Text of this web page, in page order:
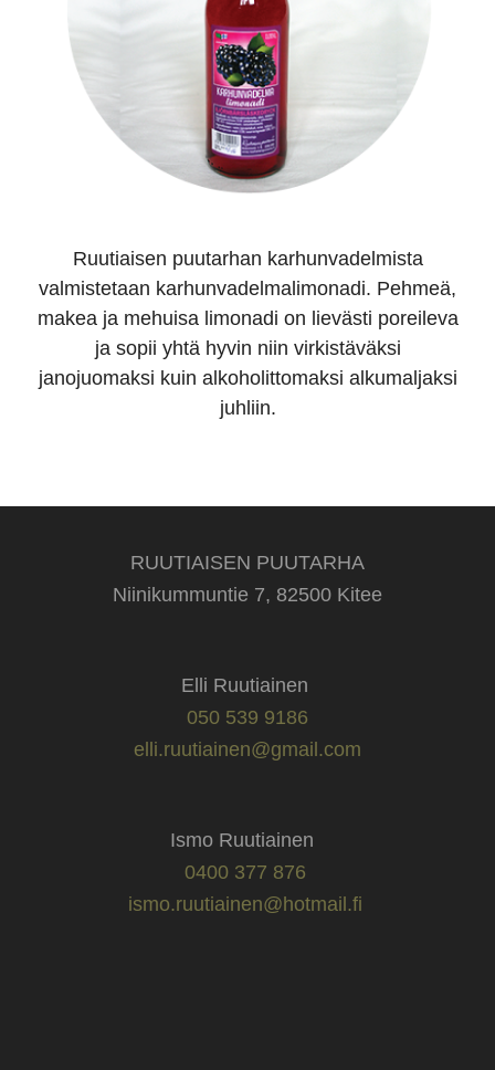
Ruutiaisen puutarhan karhunvadelmista
valmistetaan karhunvadelmalimonadi. Pehmeä,
makea ja mehuisa limonadi on lievästi poreileva
ja sopii yhtä hyvin niin virkistäväksi
janojuomaksi kuin alkoholittomaksi alkumaljaksi
juhliin.
RUUTIAISEN PUUTARHA
Niinikummuntie 7, 82500 Kitee
Elli Ruutiainen
050 539 9186
elli.ruutiainen@gmail.com
Ismo Ruutiainen
0400 377 876
ismo.ruutiainen@hotmail.fi